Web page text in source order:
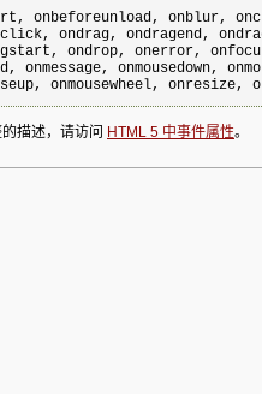
onbeforeunload, onblur,
ondrag, ondragend,
ondrop, onerror,
onmessage, onmousedown,
描述，请访问 HTML 5 中事件属性。